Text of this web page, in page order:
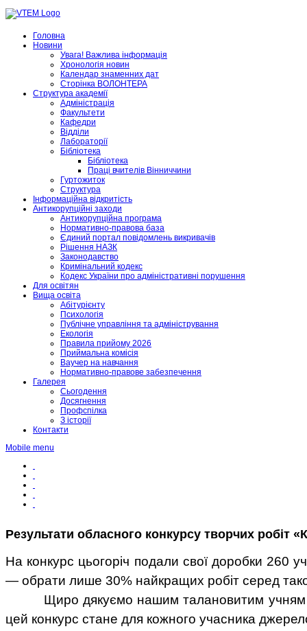
Головна
Новини
Увага! Важлива інформація
Хронологія новин
Календар знаменних дат
Сторінка ВОЛОНТЕРА
Структура академії
Адміністрація
Факультети
Кафедри
Відділи
Лабораторії
Бібліотека
Бібліотека
Праці вчителів Вінниччини
Гуртожиток
Структура
Інформаційна відкритість
Антикорупційні заходи
Антикорупційна програма
Нормативно-правова база
Єдиний портал повідомлень викривачів
Рішення НАЗК
Законодавство
Кримінальний кодекс
Кодекс України про адміністративні порушення
Для освітян
Вища освіта
Абітурієнту
Психологія
Публічне управління та адміністрування
Екологія
Правила прийому 2026
Приймальна комісія
Ваучер на навчання
Нормативно-правове забезпечення
Галерея
Сьогодення
Досягнення
Профспілка
З історії
Контакти
Mobile menu
Результати обласного конкурсу творчих робіт
На конкурс цьогоріч подали свої доробки 260
— обрати лише 30% найкращих робіт серед
Щиро дякуємо нашим талановитим учням
цей конкурс стане для кожного учасника